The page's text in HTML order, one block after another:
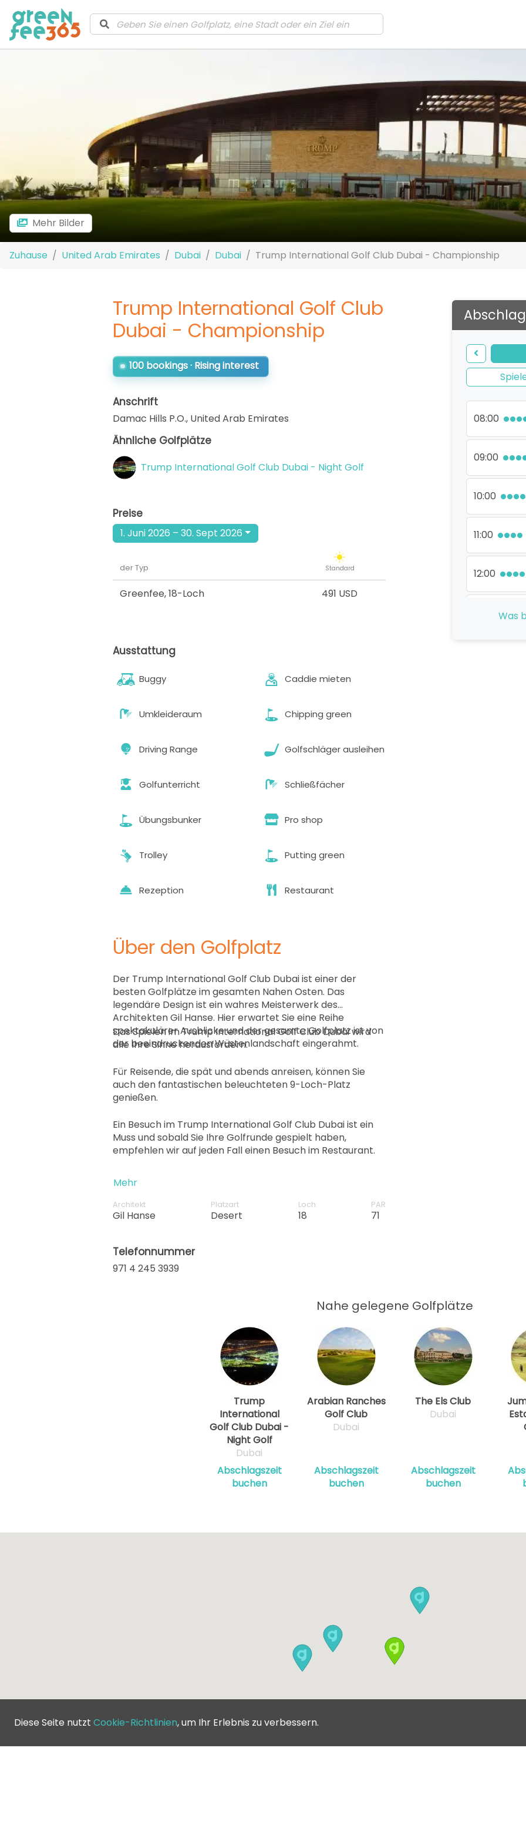
Mehr Bilder
Zuhause United Arab Emirates Dubai Dubai Trump International Golf Club Dubai - Championship
Trump International Golf Club
Dubai - Championship
100 bookings · Rising interest
Anschrift
Damac Hills P.O., United Arab Emirates 08:00
09:00
10:00
11:00
12:00
Was
Ähnliche Golfplätze
Trump International Golf Club Dubai - Night Golf
Preise
1. Juni 2026 – 30. Sept 2026
der Typ Standard
Greenfee,18-Loch 491 USD
Ausstattung
Buggy Caddie mieten
Umkleideraum Chipping green
Driving Range Golfschläger ausleihen
Golfunterricht Schließfächer
Übungsbunker Pro shop
Trolley Putting green
Rezeption Restaurant
Über den Golfplatz
Der Trump International Golf Club Dubai ist einer der
besten Golfplätze im gesamten Nahen Osten. Das
legendäre Design ist ein wahres Meisterwerk des
Architekten Gil Hanse. Hier erwartet Sie eine Reihe
spektakulärer Ausblicke und der gesamte Golfplatz ist von
der beeindruckenden Wüstenlandschaft eingerahmt.
Das Spielen im Trump International Golf Club Dubai wird
alle Ihre Sinne herausfordern.
Für Reisende, die spät und abends anreisen, können Sie
auch den fantastischen beleuchteten 9-Loch-Platz
genießen.
Ein Besuch im Trump International Golf Club Dubai ist ein
Muss und sobald Sie Ihre Golfrunde gespielt haben,
empfehlen wir auf jeden Fall einen Besuch im Restaurant.
Mehr
Architekt
Gil Hanse
Platzart
Desert
Loch
18
PAR
71
Telefonnummer
971 4 245 3939
Nahe gelegene Golfplätze
Trump
International
Golf Club Dubai -
Night Golf
Dubai
Abschlagszeit
buchen
Arabian Ranches
Golf Club
Dubai
Abschlagszeit
buchen
The Els Club
Dubai
Abschlagszeit
buchen
Diese Seite nutzt Cookie-Richtlinien, um Ihr Erlebnis zu verbessern.